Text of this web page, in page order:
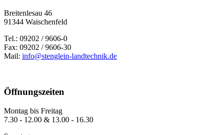
Brei­ten­le­sau 46
91344 Wai­schen­feld
Tel.: 09202 / 9606-0
Fax: 09202 / 9606-30
Mail: info@stenglein-landtechnik.de
Öffnungszeiten
Montag bis Freitag
7.30 - 12.00 & 13.00 - 16.30